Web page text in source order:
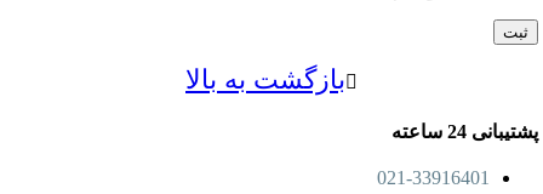
بازگشت به بالا
ساعته
021-33916401